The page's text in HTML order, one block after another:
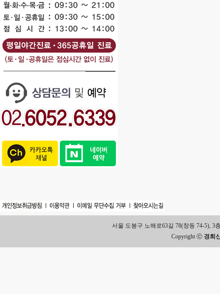
서울 도봉구 노해로63길 78(창동 74-5), 3
Copyright ⓒ 경희